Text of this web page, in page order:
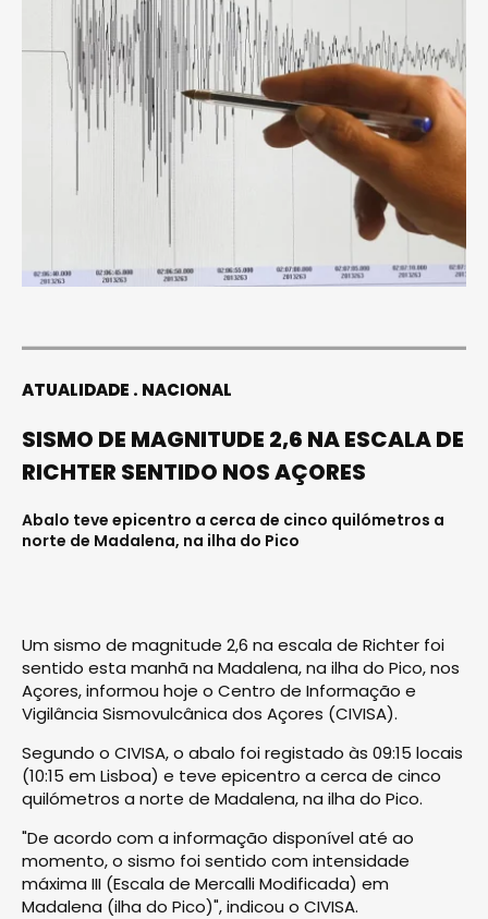
ATUALIDADE NACIONAL
SISMO DE MAGNITUDE 2,6 NA ESCALA DE
RICHTER SENTIDO NOS AÇORES
Abalo teve epicentro a cerca de cinco quilómetros a
norte de Madalena, na ilha do Pico
Um sismo de magnitude 2,6 na escala de Richter foi
sentido esta manhã na Madalena, na ilha do Pico, nos
Açores, informou hoje o Centro de Informação e
Vigilância Sismovulcânica dos Açores (CIVISA).
Segundo o CIVISA, o abalo foi registado às 09:15 locais
(10:15 em Lisboa) e teve epicentro a cerca de cinco
quilómetros a norte de Madalena, na ilha do Pico.
"De acordo com a informação disponível até ao
momento, o sismo foi sentido com intensidade
máxima III (Escala de Mercalli Modificada) em
Madalena (ilha do Pico)", indicou o CIVISA.